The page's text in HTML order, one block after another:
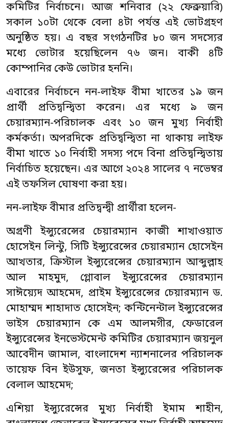
কমিটির নির্বাচনে। আজ শনিবার (২২ ফেব্রুয়ারি)
সকাল ১০টা থেকে বেলা ৪টা পর্যন্ত এই ভোটগ্রহণ
অনুষ্ঠিত হয়। এ বছর সংগঠনটির ৮০ জন সদস্যের
মধ্যে ভোটার হয়েছিলেন ৭৬ জন। বাকী ৪টি
কোম্পানির কেউ ভোটার হননি।
এবারের নির্বাচনে নন-লাইফ বীমা খাতের ১৯ জন
প্রার্থী প্রতিদ্বন্দ্বিতা করেন। এর মধ্যে ৯ জন
চেয়ারম্যান-পরিচালক এবং ১০ জন মুখ্য নির্বাহী
কর্মকর্তা। অপরদিকে প্রতিদ্বন্দ্বিতা না থাকায় লাইফ
বীমা খাতে ১০ নির্বাহী সদস্য পদে বিনা প্রতিদ্বন্দ্বিতায়
নির্বাচিত হয়েছেন। এর আগে ২০২৪ সালের ৭ নভেম্বর
এই তফসিল ঘোষণা করা হয়।
নন-লাইফ বীমার প্রতিদ্বন্দ্বী প্রার্থীরা হলেন-
অগ্রণী ইন্স্যুরেন্সের চেয়ারম্যান কাজী শাখাওয়াত
হোসেইন লিন্টু, সিটি ইন্স্যুরেন্সের চেয়ারম্যান হোসেইন
আখতার, ক্রিস্টাল ইন্স্যুরেন্সের চেয়ারম্যান আব্দুল্লাহ
আল মাহমুদ, গ্লোবাল ইন্স্যুরেন্সের চেয়ারম্যান
সাঈয়্যেদ আহমেদ, প্রাইম ইন্স্যুরেন্সের চেয়ারম্যান ড.
মোহাম্মদ শাহাদাত হোসেইন; কন্টিনেন্টাল ইন্স্যুরেন্সের
ভাইস চেয়ারম্যান কে এম আলমগীর, ফেডারেল
ইন্স্যুরেন্সের ইনভেস্টমেন্ট কমিটির চেয়ারম্যান জয়নুল
আবেদীন জামাল, বাংলাদেশ ন্যাশনালের পরিচালক
তায়েফ বিন ইউসুফ, জনতা ইন্স্যুরেন্সের পরিচালক
বেলাল আহমেদ;
এশিয়া ইন্স্যুরেন্সের মুখ্য নির্বাহী ইমাম শাহীন,